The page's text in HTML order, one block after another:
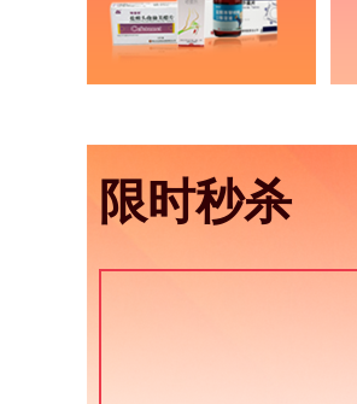
限时秒杀
兴文县古宋镇阳光村卫
生室
阆中市江南街道办事处
龙潭社区卫生室
留耕镇新场村第二卫生